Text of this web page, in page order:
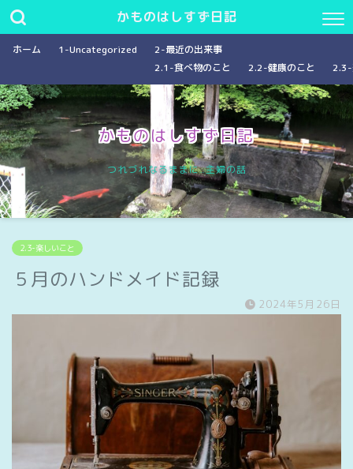
かものはしすず日記
ホーム 1-Uncategorized
2-最近の出来事
2.1-食べ物のこと
2.2-健康のこと 2.3-
かものはしすず日記
つれづれなるままに…主婦の話
2.3-楽しいこと
５月のハンドメイド記録
2024年5月26日